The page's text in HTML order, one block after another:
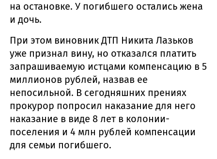
на остановке. У погибшего остались жена
и дочь.
При этом виновник ДТП Никита Лазьков
уже признал вину, но отказался платить
запрашиваемую истцами компенсацию в 5
миллионов рублей, назвав ее
непосильной. В сегодняшних прениях
прокурор попросил наказание для него
наказание в виде 8 лет в колонии-
поселения и 4 млн рублей компенсации
для семьи погибшего.